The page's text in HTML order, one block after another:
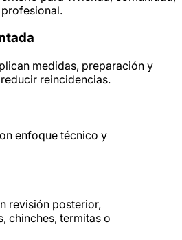
medidas, preparación y
reincidencias.
enfoque técnico y
revisión posterior,
chinches, termitas o